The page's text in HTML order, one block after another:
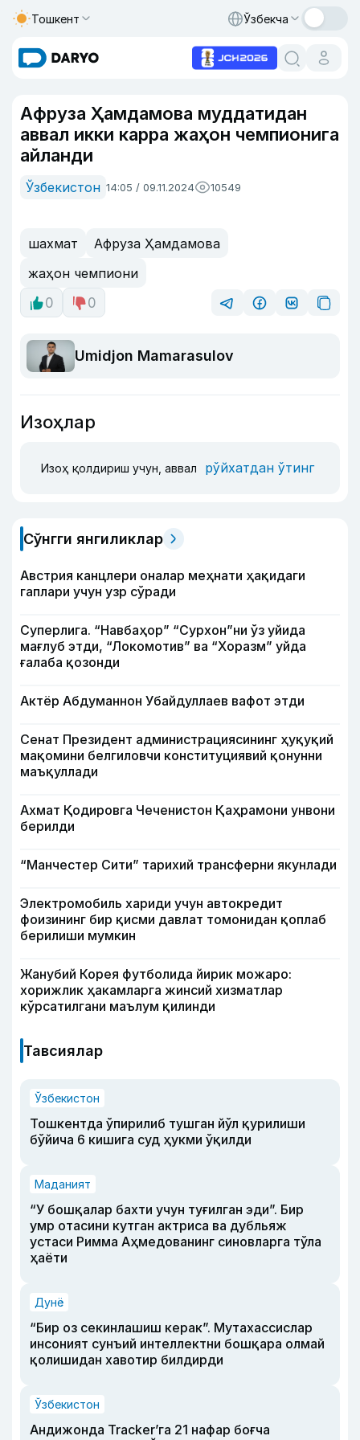
Тошкент Ўзбекча
Афруза Ҳамдамова муддатидан
аввал икки карра жаҳон чемпионига
айланди
Ўзбекистон 14:05 / 09.11.2024 10549
шахмат
Афруза Ҳамдамова
жаҳон чемпиони
0
0
Umidjon Mamarasulov
Изоҳлар
Изоҳ қолдириш учун, аввал рўйхатдан ўтинг
Сўнгги янгиликлар
Австрия канцлери оналар меҳнати ҳақидаги
гаплари учун узр сўради
Суперлига. “Навбаҳор” “Сурхон”ни ўз уйида
мағлуб этди, “Локомотив” ва “Хоразм” уйда
ғалаба қозонди
Актёр Абду­маннон Убайдуллаев вафот этди
Сенат Президент администрациясининг ҳуқуқий
мақомини белгиловчи конституциявий қонунни
маъқуллади
Ахмат Қодировга Чеченистон Қаҳрамони унвони
берилди
“Манчестер Сити” тарихий трансферни якунлади
Электромобиль хариди учун автокредит
фоизининг бир қисми давлат томонидан қоплаб
берилиши мумкин
Жанубий Корея футболида йирик можаро:
хорижлик ҳакамларга жинсий хизматлар
кўрсатилгани маълум қилинди
Тавсиялар
Ўзбекистон
Тошкентда ўпирилиб тушган йўл қурилиши
бўйича 6 кишига суд ҳукми ўқилди
Маданият
“У бошқалар бахти учун туғилган эди”. Бир
умр отасини кутган актриса ва дубльяж
устаси Римма Аҳмедованинг синовларга тўла
ҳаёти
Дунё
“Бир оз секинлашиш керак”. Мутахассислар
инсоният сунъий интеллектни бошқара олмай
қолишидан хавотир билдирди
Ўзбекистон
Андижонда Tracker’га 21 нафар боғча